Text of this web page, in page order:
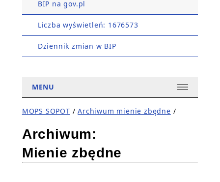
BIP na gov.pl
Liczba wyświetleń: 1676573
Dziennik zmian w BIP
MENU
MOPS SOPOT /Archiwum mienie zbędne /
Archiwum:
Mienie zbędne